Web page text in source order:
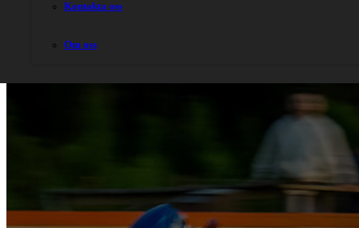
Kontakta oss
Om oss